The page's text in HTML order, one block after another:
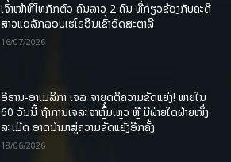
ເຈົ້າໜ້າທີ່ໄທກັກຕົວ ຄົນລາວ 2 ຄົນ ທີ່ກ່ຽວຂ້ອງກັບຄະດີ
ສາວແອລັກລອບເຮໂຣອີນເຂົ້າອົດສະຕາລີ
16/07/2026
ອີຣານ-ອາເມລິກາ ເຈລະຈາຍຸດຕິຄວາມຂັດແຍ່ງ! ພາຍໃນ
60 ວັນນີ້ ຖ້າການເຈລະຈາຫຼົ້ມເຫຼວ ຫຼື ມີຝ່າຍໃດຝ່າຍໜຶ່ງ
ລະເມີດ ອາດນໍາມາສູ່ຄວາມຂັດແຍ້ງອີກຄັ້ງ
18/06/2026